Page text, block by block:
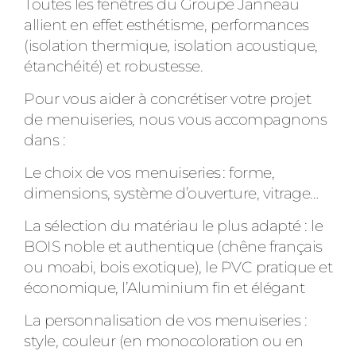
Toutes les fenêtres du Groupe Janneau
allient en effet esthétisme, performances
(isolation thermique, isolation acoustique,
étanchéité) et robustesse.
Pour vous aider à concrétiser votre projet
de menuiseries, nous vous accompagnons
dans :
Le choix de vos menuiseries : forme,
dimensions, système d’ouverture, vitrage…
La sélection du matériau le plus adapté : le
BOIS noble et authentique (chêne français
ou moabi, bois exotique), le PVC pratique et
économique, l’Aluminium fin et élégant
La personnalisation de vos menuiseries :
style, couleur (en monocoloration ou en